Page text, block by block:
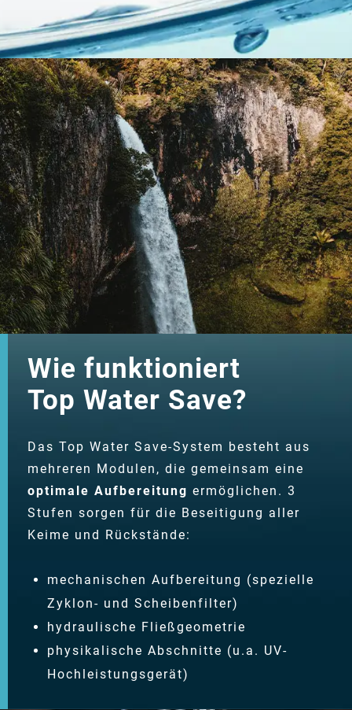
Wie funktioniert
Top Water Save?
Das Top Water Save-System besteht aus
mehreren Modulen, die gemeinsam eine
optimale Aufbereitung ermöglichen. 3
Stufen sorgen für die Beseitigung aller
Keime und Rückstände:
mechanischen Aufbereitung (spezielle
Zyklon- und Scheibenfilter)
hydraulische Fließgeometrie
physikalische Abschnitte (u.a. UV-
Hochleistungsgerät)